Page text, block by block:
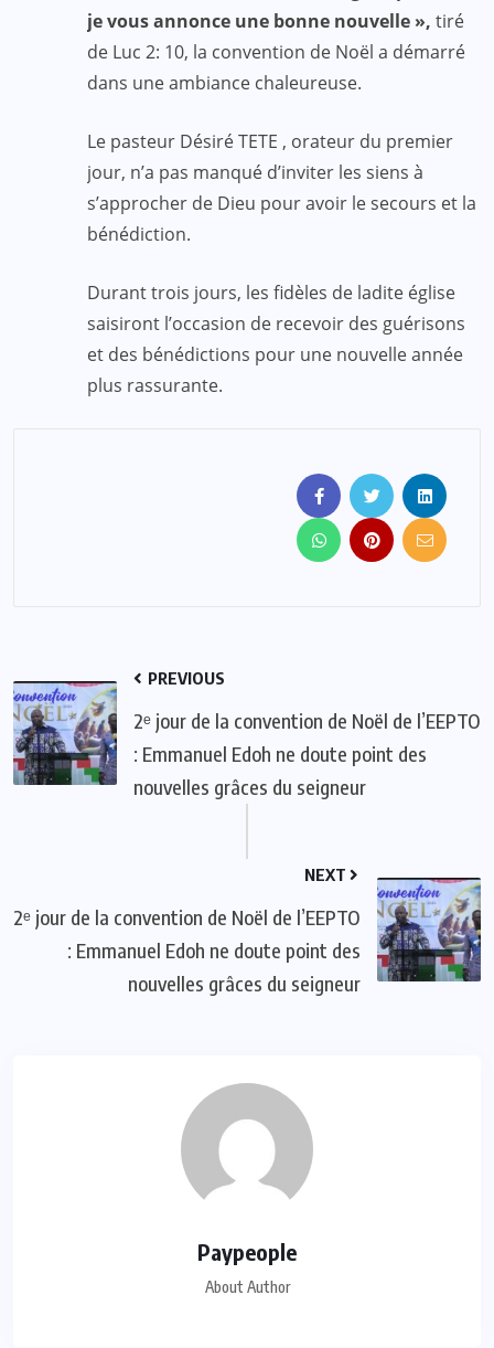
je vous annonce une bonne nouvelle », tiré
de Luc 2: 10, la convention de Noël a démarré
dans une ambiance chaleureuse.
Le pasteur Désiré TETE , orateur du premier
jour, n’a pas manqué d’inviter les siens à
s’approcher de Dieu pour avoir le secours et la
bénédiction.
Durant trois jours, les fidèles de ladite église
saisiront l’occasion de recevoir des guérisons
et des bénédictions pour une nouvelle année
plus rassurante.
PREVIOUS
2ᵉ jour de la convention de Noël de l’EEPTO
: Emmanuel Edoh ne doute point des
nouvelles grâces du seigneur
NEXT
2ᵉ jour de la convention de Noël de l’EEPTO
: Emmanuel Edoh ne doute point des
nouvelles grâces du seigneur
Paypeople
About Author